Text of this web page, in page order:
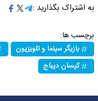
به اشتراک بگذارید :
برچسب ها:
بازیگر سینما و تلویزیون
کیسان دیباج